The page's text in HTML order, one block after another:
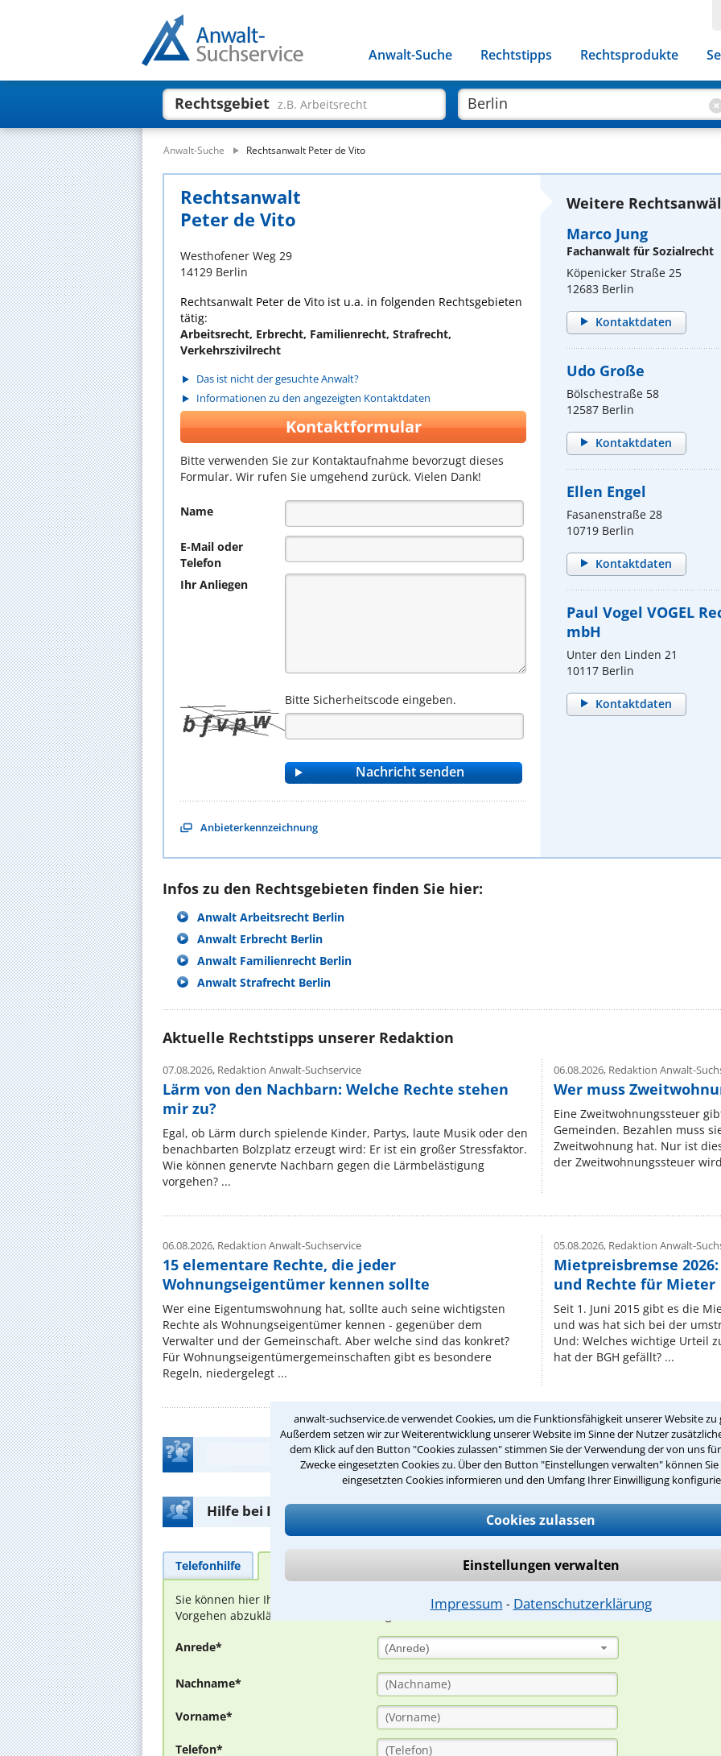
anwalt-suchservice.de verwendet Cookies, um die Funktionsfähigkeit unserer Website zu
Außerdem setzen wir zur Weiterentwicklung unserer Website im Sinne der Nutzer
dem Klick auf den Button "Cookies zulassen" stimmen Sie der Verwendung der von uns
Zwecke eingesetzten Cookies zu. Über den Button "Einstellungen verwalten" können
eingesetzten Cookies informieren und den Umfang Ihrer Einwilligung
Cookies zulassen
Einstellungen verwalten
Impressum ⁃ Datenschutzerklärung
Anwalt-Suche Rechtstipps Rechtsprodukte
Rechtsgebiet z.B. Arbeitsrecht
Anwalt-Suche Rechtsanwalt Peter de Vito
Rechtsanwalt
Peter de Vito
Westhofener Weg 29
14129 Berlin
Rechtsanwalt Peter de Vito ist u.a. in folgenden Rechtsgebieten
tätig:
Arbeitsrecht, Erbrecht, Familienrecht, Strafrecht,
Verkehrszivilrecht
Das ist nicht der gesuchte Anwalt?
Informationen zu den angezeigten Kontaktdaten
Kontaktformular
Bitte verwenden Sie zur Kontaktaufnahme bevorzugt dieses
Formular. Wir rufen Sie umgehend zurück. Vielen Dank!
Name
E-Mail oder
Telefon
Ihr Anliegen
Bitte Sicherheitscode eingeben.
Anbieterkennzeichnung
Weitere
Marco Jung
Fachanwalt für Sozialrecht
Köpenicker Straße 25
12683 Berlin
Kontaktdaten
Udo Große
Bölschestraße 58
12587 Berlin
Kontaktdaten
Ellen Engel
Fasanenstraße 28
10719 Berlin
Kontaktdaten
Paul Vogel VOGEL
mbH
Unter den Linden 21
10117 Berlin
Kontaktdaten
Infos zu den Rechtsgebieten finden Sie hier:
Anwalt Arbeitsrecht Berlin
Anwalt Erbrecht Berlin
Anwalt Familienrecht Berlin
Anwalt Strafrecht Berlin
Aktuelle Rechtstipps unserer Redaktion
07.08.2026, Redaktion Anwalt-Suchservice
Lärm von den Nachbarn: Welche Rechte stehen
mir zu?
Egal, ob Lärm durch spielende Kinder, Partys, laute Musik oder den
benachbarten Bolzplatz erzeugt wird: Er ist ein großer Stressfaktor.
Wie können genervte Nachbarn gegen die Lärmbelästigung
vorgehen? ...
06.08.2026,Redaktion Anwalt-
Wer muss
Eine Zweitwohnungssteuer
Gemeinden. Bezahlen muss
Zweitwohnung hat. Nur ist
der Zweitwohnungssteuer
06.08.2026, Redaktion Anwalt-Suchservice
15 elementare Rechte, die jeder
Wohnungseigentümer kennen sollte
Wer eine Eigentumswohnung hat, sollte auch seine wichtigsten
Rechte als Wohnungseigentümer kennen - gegenüber dem
Verwalter und der Gemeinschaft. Aber welche sind das konkret?
Für Wohnungseigentümergemeinschaften gibt es besondere
Regeln, niedergelegt ...
05.08.2026,Redaktion Anwalt-
Mietpreisbremse
und Rechte für Mieter
Seit 1. Juni 2015 gibt es die
und was hat sich bei der
Und: Welches wichtige Urteil
hat der BGH gefällt? ...
Teste Dein Rechtswissen
Hilfe bei Ihrer Anwaltsuche?
Telefonhilfe
Sie können hier Ihren Fall schildern. Anschließend werden sich spezialisierte Rechtsanwälte bei
Vorgehen abzuklären. Die Rückmeldung durch einen Anwalt ist für Sie kostenlos.
Anrede* (Anrede)
Nachname*
Vorname*
Telefon*